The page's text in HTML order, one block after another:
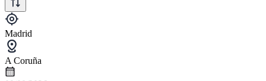
Madrid
A Coruña